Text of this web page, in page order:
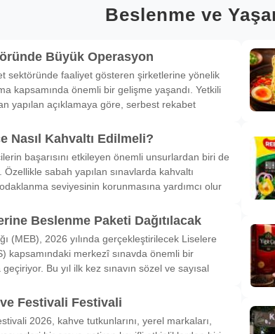
Beslenme ve
Büyük Operasyon
sektöründe faaliyet gösteren şirketlerine yönelik
kapsamında önemli bir gelişme yaşandı. Yetkili
yapılan açıklamaya göre, serbest rekabet
Nasıl Kahvaltı Edilmeli?
başarısını etkileyen önemli unsurlardan biri de
sabah yapılan sınavlarda kahvaltı
seviyesinin korunmasına yardımcı olur
Beslenme Paketi Dağıtılacak
(MEB), 2026 yılında gerçekleştirilecek Liselere
kapsamındaki merkezî sınavda önemli bir
Bu yıl ilk kez sınavın sözel ve sayısal
Festivali Festivali
2026, kahve tutkunlarını, yerel markaları,